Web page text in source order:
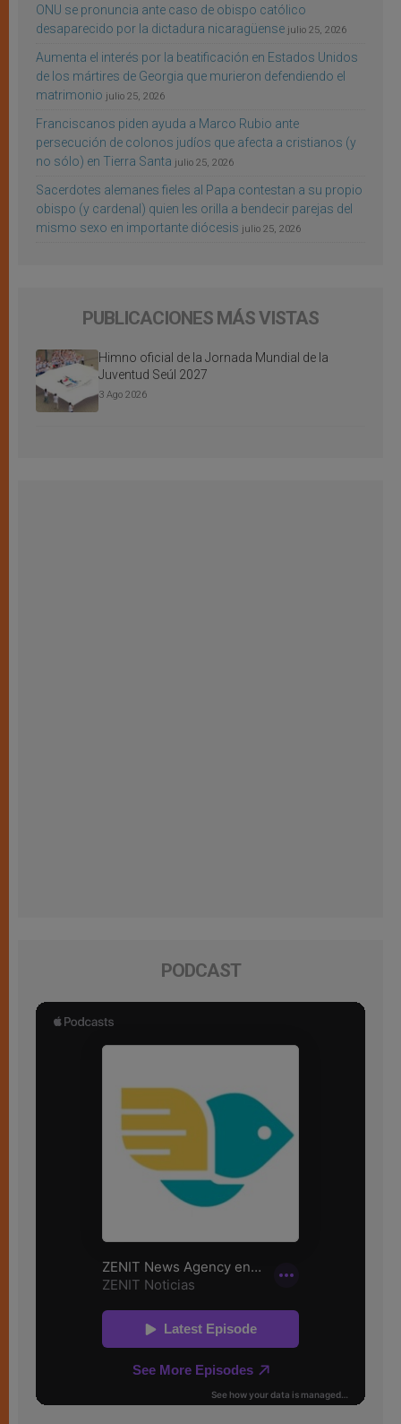
ONU se pronuncia ante caso de obispo católico
desaparecido por la dictadura nicaragüense julio 25, 2026
Aumenta el interés por la beatificación en Estados Unidos
de los mártires de Georgia que murieron defendiendo el
matrimonio julio 25, 2026
Franciscanos piden ayuda a Marco Rubio ante
persecución de colonos judíos que afecta a cristianos (y
no sólo) en Tierra Santa julio 25, 2026
Sacerdotes alemanes fieles al Papa contestan a su propio
obispo (y cardenal) quien les orilla a bendecir parejas del
mismo sexo en importante diócesis julio 25, 2026
PUBLICACIONES MÁS VISTAS
Himno oficial de la Jornada Mundial de la
Juventud Seúl 2027
3 Ago 2026
PODCAST